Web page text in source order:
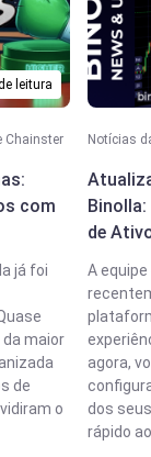
leitura
Chainster
com
já foi
maior
de
o
Notícias
de
A
agora,
dos
rápido